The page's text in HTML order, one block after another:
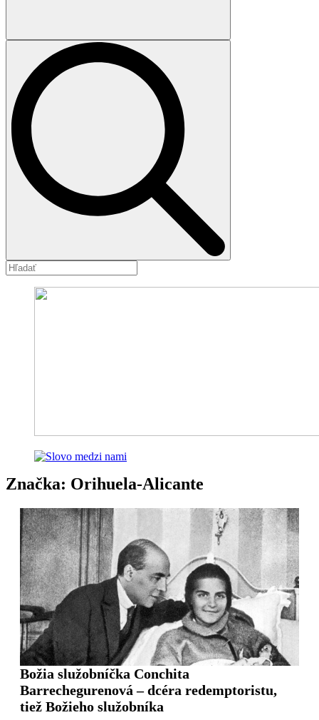
Značka: Orihuela-Alicante
Božia služobníčka Conchita
Barrechegurenová – dcéra redemptoristu,
tiež Božieho služobníka